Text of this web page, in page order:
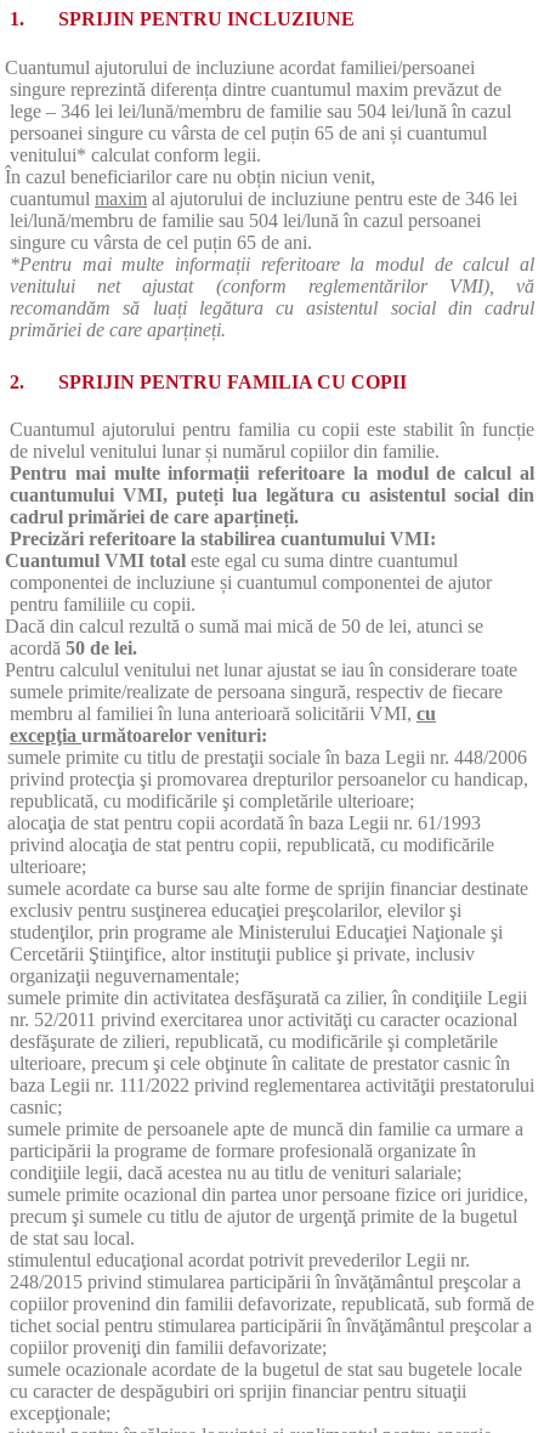
1. SPRIJIN PENTRU INCLUZIUNE
Cuantumul ajutorului de incluziune acordat familiei/persoanei
singure reprezintă diferența dintre cuantumul maxim prevăzut de
lege – 346 lei lei/lună/membru de familie sau 504 lei/lună în cazul
persoanei singure cu vârsta de cel puțin 65 de ani și cuantumul
venitului* calculat conform legii.
În cazul beneficiarilor care nu obțin niciun venit,
cuantumul maxim al ajutorului de incluziune pentru este de 346 lei
lei/lună/membru de familie sau 504 lei/lună în cazul persoanei
singure cu vârsta de cel puțin 65 de ani.
*Pentru mai multe informații referitoare la modul de calcul al
venitului net ajustat (conform reglementărilor VMI), vă
recomandăm să luați legătura cu asistentul social din cadrul
primăriei de care aparțineți.
2. SPRIJIN PENTRU FAMILIA CU COPII
Cuantumul ajutorului pentru familia cu copii este stabilit în funcție
de nivelul venitului lunar și numărul copiilor din familie.
Pentru mai multe informații referitoare la modul de calcul al
cuantumului VMI, puteți lua legătura cu asistentul social din
cadrul primăriei de care aparțineți.
Precizări referitoare la stabilirea cuantumului VMI:
Cuantumul VMI total este egal cu suma dintre cuantumul
componentei de incluziune și cuantumul componentei de ajutor
pentru familiile cu copii.
Dacă din calcul rezultă o sumă mai mică de 50 de lei, atunci se
acordă 50 de lei.
Pentru calculul venitului net lunar ajustat se iau în considerare toate
sumele primite/realizate de persoana singură, respectiv de fiecare
membru al familiei în luna anterioară solicitării VMI, cu
excepţia următoarelor venituri:
sumele primite cu titlu de prestaţii sociale în baza Legii nr. 448/2006
privind protecţia şi promovarea drepturilor persoanelor cu handicap,
republicată, cu modificările şi completările ulterioare;
alocaţia de stat pentru copii acordată în baza Legii nr. 61/1993
privind alocaţia de stat pentru copii, republicată, cu modificările
ulterioare;
sumele acordate ca burse sau alte forme de sprijin financiar destinate
exclusiv pentru susţinerea educaţiei preşcolarilor, elevilor şi
studenţilor, prin programe ale Ministerului Educaţiei Naţionale şi
Cercetării Ştiinţifice, altor instituţii publice şi private, inclusiv
organizaţii neguvernamentale;
sumele primite din activitatea desfăşurată ca zilier, în condiţiile Legii
nr. 52/2011 privind exercitarea unor activităţi cu caracter ocazional
desfăşurate de zilieri, republicată, cu modificările şi completările
ulterioare, precum şi cele obţinute în calitate de prestator casnic în
baza Legii nr. 111/2022 privind reglementarea activităţii prestatorului
casnic;
sumele primite de persoanele apte de muncă din familie ca urmare a
participării la programe de formare profesională organizate în
condiţiile legii, dacă acestea nu au titlu de venituri salariale;
sumele primite ocazional din partea unor persoane fizice ori juridice,
precum şi sumele cu titlu de ajutor de urgenţă primite de la bugetul
de stat sau local.
stimulentul educaţional acordat potrivit prevederilor Legii nr.
248/2015 privind stimularea participării în învăţământul preşcolar a
copiilor provenind din familii defavorizate, republicată, sub formă de
tichet social pentru stimularea participării în învăţământul preşcolar a
copiilor proveniţi din familii defavorizate;
sumele ocazionale acordate de la bugetul de stat sau bugetele locale
cu caracter de despăgubiri ori sprijin financiar pentru situaţii
excepţionale;